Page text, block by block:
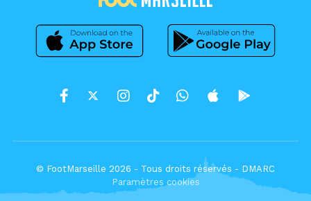
© FootMarseille 2026 - Tous droits réservés - DMARC
Paramètres cookies